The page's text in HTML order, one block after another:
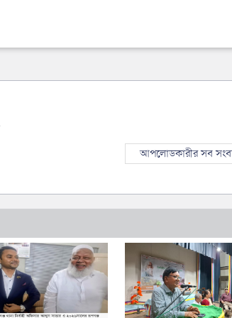
আপলোডকারীর সব